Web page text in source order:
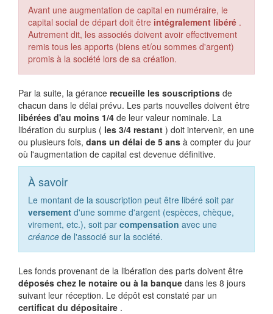
Avant une augmentation de capital en numéraire, le
capital social de départ doit être intégralement libéré .
Autrement dit, les associés doivent avoir effectivement
remis tous les apports (biens et/ou sommes d'argent)
promis à la société lors de sa création.
Par la suite, la gérance recueille les souscriptions de
chacun dans le délai prévu. Les parts nouvelles doivent être
libérées d'au moins 1/4 de leur valeur nominale. La
libération du surplus ( les 3/4 restant ) doit intervenir, en une
ou plusieurs fois, dans un délai de 5 ans à compter du jour
où l'augmentation de capital est devenue définitive.
À savoir
Le montant de la souscription peut être libéré soit par
versement d'une somme d'argent (espèces, chèque,
virement, etc.), soit par compensation avec une
créance de l'associé sur la société.
Les fonds provenant de la libération des parts doivent être
déposés chez le notaire ou à la banque dans les 8 jours
suivant leur réception. Le dépôt est constaté par un
certificat du dépositaire .